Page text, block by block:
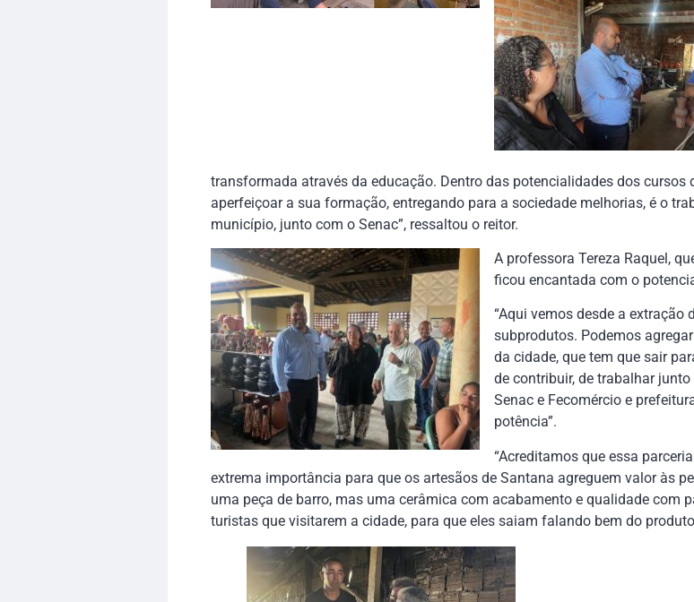
transformada através da educação. Dentro das potencialidades dos cursos
aperfeiçoar a sua formação, entregando para a sociedade melhorias, é o
município, junto com o Senac”, ressaltou o reitor.
A professora Tereza Raquel,
ficou encantada com o
“Aqui vemos desde a extração
subprodutos. Podemos
da cidade, que tem que sair
de contribuir, de trabalhar
Senac e Fecomércio e
potência”.
“Acreditamos que essa
extrema importância para que os artesãos de Santana agreguem valor às
uma peça de barro, mas uma cerâmica com acabamento e qualidade com
turistas que visitarem a cidade, para que eles saiam falando bem do